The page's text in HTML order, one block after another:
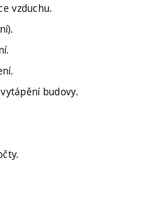
vzduchu.
budovy.